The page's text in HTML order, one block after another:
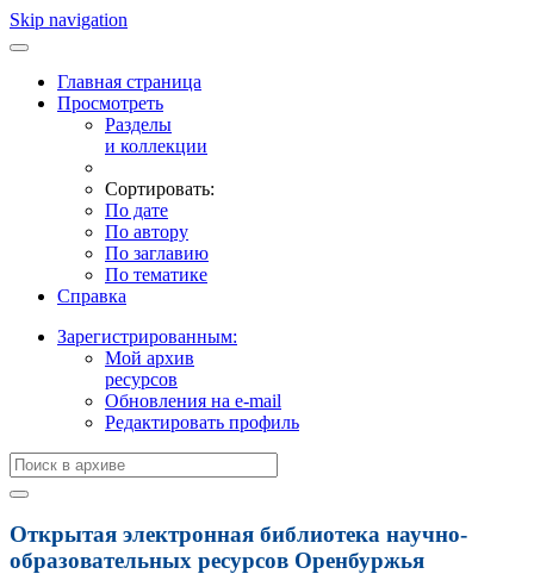
Skip navigation
Главная страница
Просмотреть
Разделы
и коллекции
Сортировать:
По дате
По автору
По заглавию
По тематике
Справка
Зарегистрированным:
Мой архив
ресурсов
Обновления на e-mail
Редактировать профиль
Открытая электронная библиотека научно-
образовательных ресурсов Оренбуржья